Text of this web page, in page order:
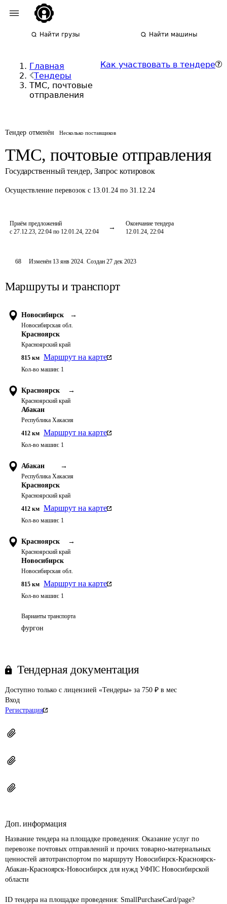
Найти грузы Найти машины
Главная
Тендеры
ТМС, почтовые
отправления
Как участвовать в тендере
Тендер отменён Несколько поставщиков
ТМС, почтовые отправления
Государственный тендер, Запрос котировок
Осуществление перевозок с 13.01.24 по 31.12.24
Приём предложений
с 27.12.23, 22:04 по 12.01.24, 22:04
Окончание тендера
12.01.24, 22:04
68 Изменён 13 янв 2024. Создан 27 дек 2023
Маршруты и транспорт
Новосибирск →
Новосибирская обл.
Красноярск
Красноярский край
815 км Маршрут на карте
Кол-во машин: 1
Красноярск →
Красноярский край
Абакан
Республика Хакасия
412 км Маршрут на карте
Кол-во машин: 1
Абакан →
Республика Хакасия
Красноярск
Красноярский край
412 км Маршрут на карте
Кол-во машин: 1
Красноярск →
Красноярский край
Новосибирск
Новосибирская обл.
815 км Маршрут на карте
Кол-во машин: 1
Варианты транспорта
фургон
Тендерная документация
Доступно только с лицензией «Тендеры» за 750 ₽ в мес
Вход
Регистрация
Доп. информация
Название тендера на площадке проведения: Оказание услуг по
перевозке почтовых отправлений и прочих товарно-материальных
ценностей автотранспортом по маршруту Новосибирск-Красноярск-
Абакан-Красноярск-Новосибирск для нужд УФПС Новосибирской
области
ID тендера на площадке проведения: SmallPurchaseCard/page?